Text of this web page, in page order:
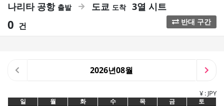
나리타 공항 도쿄 3열 시트
0 건 반대 구간
2026년08월
¥ : JPY
일 월 화 수 목 금 토